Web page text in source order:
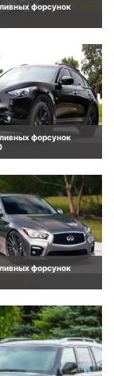
форсунок
форсунок
форсунок